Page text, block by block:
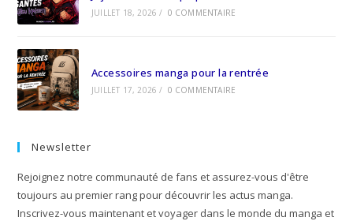
JUILLET 18, 2026 / 0 COMMENTAIRE
Accessoires manga pour la rentrée
JUILLET 17, 2026 / 0 COMMENTAIRE
Newsletter
Rejoignez notre communauté de fans et assurez-vous d'être
toujours au premier rang pour découvrir les actus manga.
Inscrivez-vous maintenant et voyager dans le monde du manga et